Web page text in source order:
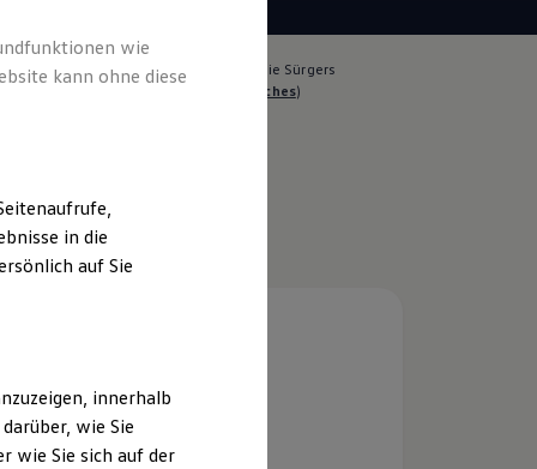
für die Inhalte auf dieser Seite ist die Sürgers
Impressum & Rechtliches)
wie
kann ohne diese
in die
auf Sie
innerhalb
wie Sie
wie Sie sich auf der